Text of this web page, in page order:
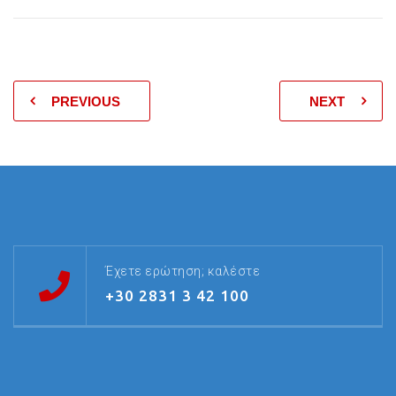
PREVIOUS NEXT
Έχετε ερώτηση; καλέστε
+30 2831 3 42 100